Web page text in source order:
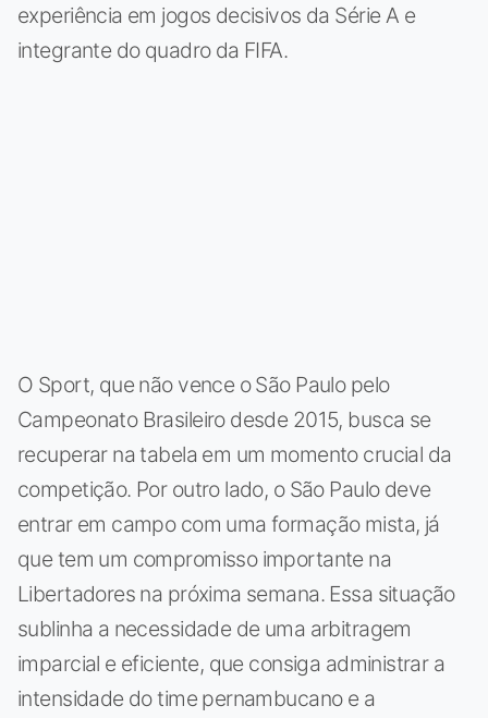
experiência em jogos decisivos da Série A e
integrante do quadro da FIFA.
O Sport, que não vence o São Paulo pelo
Campeonato Brasileiro desde 2015, busca se
recuperar na tabela em um momento crucial da
competição. Por outro lado, o São Paulo deve
entrar em campo com uma formação mista, já
que tem um compromisso importante na
Libertadores na próxima semana. Essa situação
sublinha a necessidade de uma arbitragem
imparcial e eficiente, que consiga administrar a
intensidade do time pernambucano e a